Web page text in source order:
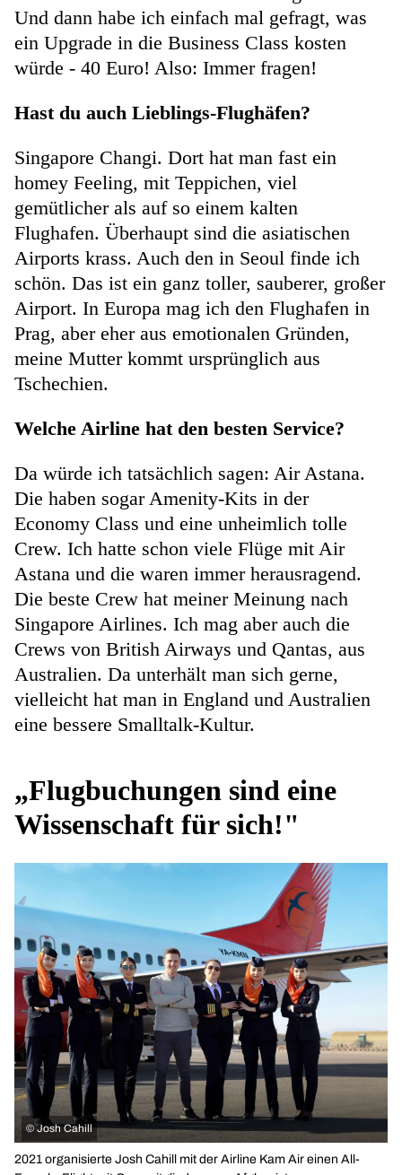
Und dann habe ich einfach mal gefragt, was
ein Upgrade in die Business Class kosten
würde - 40 Euro! Also: Immer fragen!
Hast du auch Lieblings-Flughäfen?
Singapore Changi. Dort hat man fast ein
homey Feeling, mit Teppichen, viel
gemütlicher als auf so einem kalten
Flughafen. Überhaupt sind die asiatischen
Airports krass. Auch den in Seoul finde ich
schön. Das ist ein ganz toller, sauberer, großer
Airport. In Europa mag ich den Flughafen in
Prag, aber eher aus emotionalen Gründen,
meine Mutter kommt ursprünglich aus
Tschechien.
Welche Airline hat den besten Service?
Da würde ich tatsächlich sagen: Air Astana.
Die haben sogar Amenity-Kits in der
Economy Class und eine unheimlich tolle
Crew. Ich hatte schon viele Flüge mit Air
Astana und die waren immer herausragend.
Die beste Crew hat meiner Meinung nach
Singapore Airlines. Ich mag aber auch die
Crews von British Airways und Qantas, aus
Australien. Da unterhält man sich gerne,
vielleicht hat man in England und Australien
eine bessere Smalltalk-Kultur.
„Flugbuchungen sind eine
Wissenschaft für sich!"
© Josh Cahill
2021 organisierte Josh Cahill mit der Airline Kam Air einen All-